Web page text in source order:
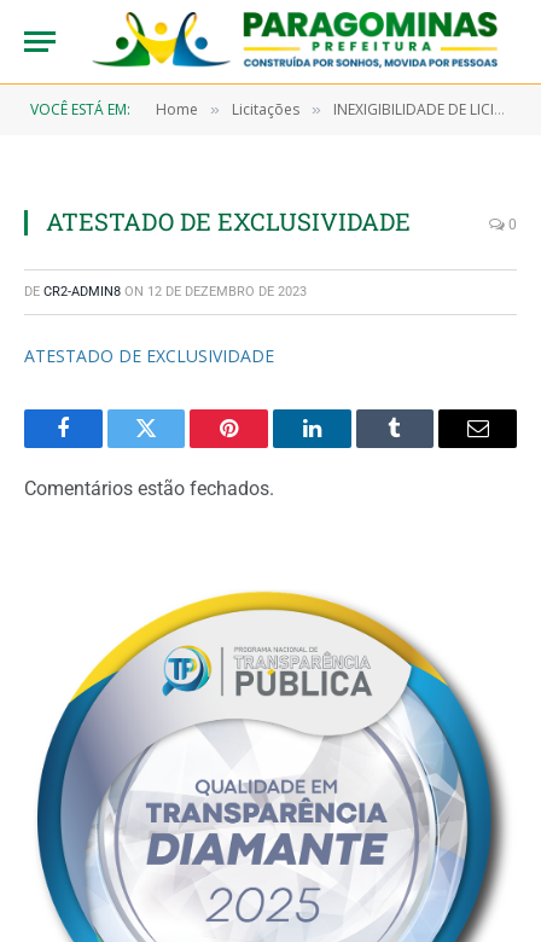
VOCÊ ESTÁ EM: Home » Licitações » INEXIGIBILIDADE DE LICITAÇÃO N° 6/2023-00008 (CONTRATAÇÃO DE EMPRESA ESPECIALIZADA EM TRANSPORTE RODOVIÁRIO COM FORNECIMENTO DE PASSAGENS RODOVIÁRIAS, DESTINADAS A PACIENTES QUE REALIZAM TRATAMENTO FORA DO DOMICILIO – TFD, NO TRAJETO PARAGOMINAS/BELÉM/PARAGOMINAS E ADJACÊNCIAS)
ATESTADO DE EXCLUSIVIDADE 0
DE CR2-ADMIN8 ON 12 DE DEZEMBRO DE 2023
ATESTADO DE EXCLUSIVIDADE
FacebookTwitter Pinterest LinkedInTumblr Email
Comentários estão fechados.